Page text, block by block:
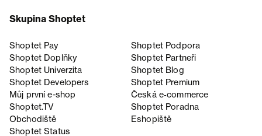
Skupina Shoptet
Shoptet Pay
Shoptet Podpora
Shoptet Doplňky
Shoptet Partneři
Shoptet Univerzita
Shoptet Blog
Shoptet Developers
Shoptet Premium
Můj první e-shop
Česká e‑commerce
Shoptet.TV
Shoptet Poradna
Obchodiště
Eshopiště
Shoptet Status